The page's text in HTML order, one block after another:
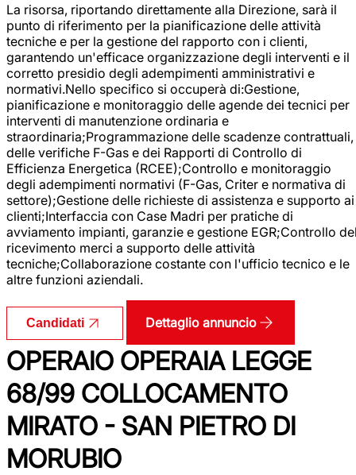
La risorsa, riportando direttamente alla Direzione, sarà il
punto di riferimento per la pianificazione delle attività
tecniche e per la gestione del rapporto con i clienti,
garantendo un'efficace organizzazione degli interventi e il
corretto presidio degli adempimenti amministrativi e
normativi.Nello specifico si occuperà di:Gestione,
pianificazione e monitoraggio delle agende dei tecnici per
interventi di manutenzione ordinaria e
straordinaria;Programmazione delle scadenze contrattuali,
delle verifiche F-Gas e dei Rapporti di Controllo di
Efficienza Energetica (RCEE);Controllo e monitoraggio
degli adempimenti normativi (F-Gas, Criter e normativa di
settore);Gestione delle richieste di assistenza e supporto ai
clienti;Interfaccia con Case Madri per pratiche di
avviamento impianti, garanzie e gestione EGR;Controllo
ricevimento merci a supporto delle attività
tecniche;Collaborazione costante con l'ufficio tecnico e le
altre funzioni aziendali.
Candidati Dettaglio annuncio
OPERAIO OPERAIA LEGGE
68/99 COLLOCAMENTO
MIRATO - SAN PIETRO DI
MORUBIO